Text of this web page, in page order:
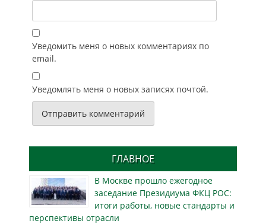
Уведомить меня о новых комментариях по
email.
Уведомлять меня о новых записях почтой.
ГЛАВНОЕ
В Москве прошло ежегодное
заседание Президиума ФКЦ РОС:
итоги работы, новые стандарты и
перспективы отрасли